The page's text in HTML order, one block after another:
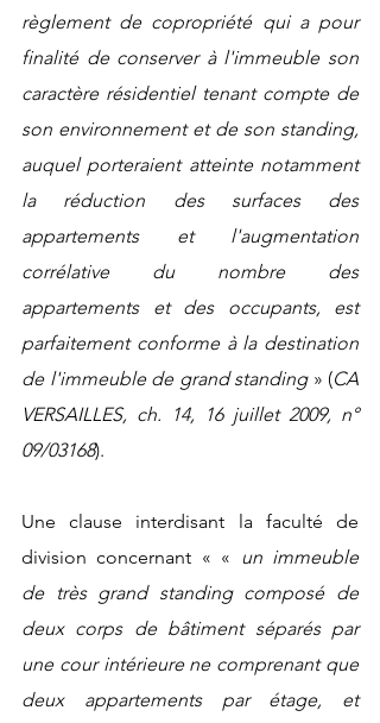
règlement de copropriété qui a pour
finalité de conserver à l'immeuble son
caractère résidentiel tenant compte de
son environnement et de son standing,
auquel porteraient atteinte notamment
la réduction des surfaces des
appartements et l'augmentation
corrélative du nombre des
appartements et des occupants, est
parfaitement conforme à la destination
de l'immeuble de grand standing » (CA
VERSAILLES, ch. 14, 16 juillet 2009, n°
09/03168).
Une clause interdisant la faculté de
division concernant « « un immeuble
de très grand standing composé de
deux corps de bâtiment séparés par
une cour intérieure ne comprenant que
deux appartements par étage, et